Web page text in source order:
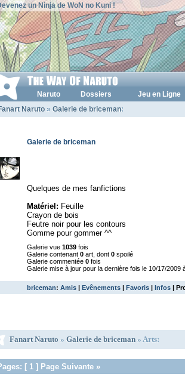
un Ninja de WoN no Kuni !
Naruto Dossiers
Jeu en Ligne
Naruto » Galerie de briceman:
Galerie de briceman
Quelques de mes fanfictions
Matériel: Feuille
Crayon de bois
Feutre noir pour les contours
Gomme pour gommer ^^
Galerie vue 1039 fois
Galerie contenant 0 art, dont 0 spoilé
Galerie commentée 0 fois
Galerie mise à jour pour la dernière fois le 10/17/2009
briceman: Amis | Evênements | Favoris | Infos |
Fanart Naruto » Galerie de briceman » Arts:
[ 1 ] Page Suivante »